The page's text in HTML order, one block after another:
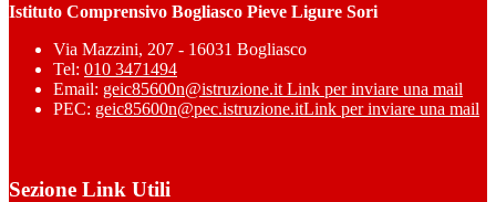
Istituto Comprensivo Bogliasco Pieve Ligure Sori
Via Mazzini, 207 - 16031 Bogliasco
Tel: 010 3471494
Email: geic85600n@istruzione.it Link per inviare una mail
PEC: geic85600n@pec.istruzione.itLink per inviare una mail
Sezione Link Utili